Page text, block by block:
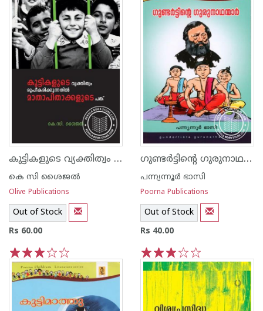
കുട്ടികളുടെ വ്യക്തിത്വം രൂപീകരിക്കുന്നതില്‍ മാതാപിതാക്കള്‍ക്കുള്ള പങ്ക്
കെ സി ശൈജല്‍
Olive Publications
Out of Stock
Rs 60.00
5
4
3
2
1
ഗുണ്ടര്‍ട്ടിന്റെ ഗുരുനാഥന്മാര്‍
പന്ന്യന്നൂര്‍ ഭാസി
Poorna Publications
Out of Stock
Rs 40.00
5
4
3
2
1